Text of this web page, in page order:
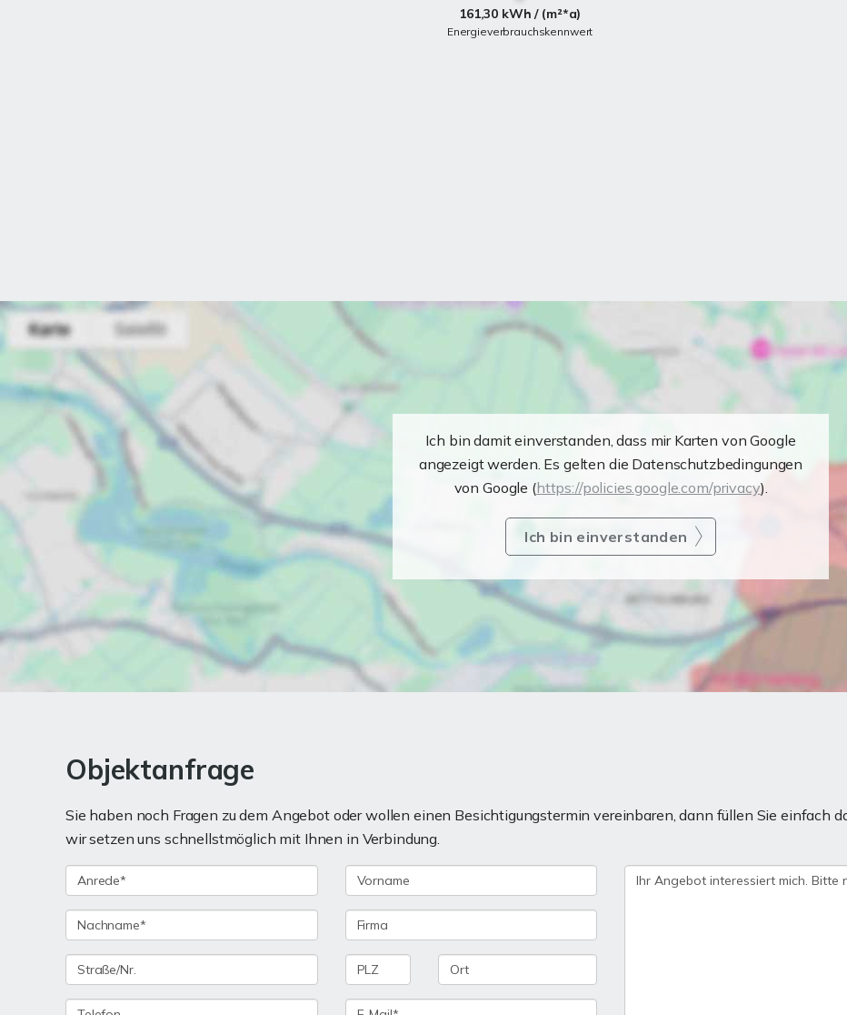
161,30 kWh / (m²*a)
Energieverbrauchskennwert
Ich bin damit einverstanden, dass mir Karten von Google
angezeigt werden. Es gelten die Datenschutzbedingungen
von Google (https://policies.google.com/privacy).
Ich bin einverstanden
Objektanfrage
Sie haben noch Fragen zu dem Angebot oder wollen einen Besichtigungstermin vereinbaren, dann füllen Sie einfach
wir setzen uns schnellstmöglich mit Ihnen in Verbindung.